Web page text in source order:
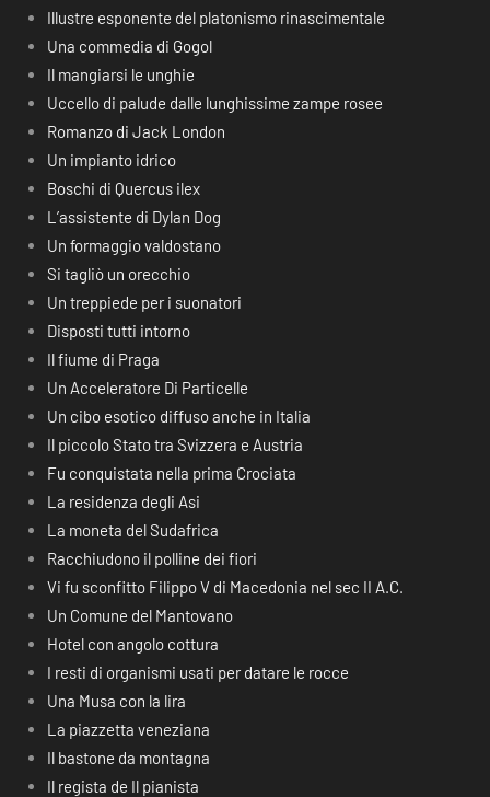
Illustre esponente del platonismo rinascimentale
Una commedia di Gogol
Il mangiarsi le unghie
Uccello di palude dalle lunghissime zampe rosee
Romanzo di Jack London
Un impianto idrico
Boschi di Quercus ilex
L’assistente di Dylan Dog
Un formaggio valdostano
Si tagliò un orecchio
Un treppiede per i suonatori
Disposti tutti intorno
Il fiume di Praga
Un Acceleratore Di Particelle
Un cibo esotico diffuso anche in Italia
Il piccolo Stato tra Svizzera e Austria
Fu conquistata nella prima Crociata
La residenza degli Asi
La moneta del Sudafrica
Racchiudono il polline dei fiori
Vi fu sconfitto Filippo V di Macedonia nel sec II A.C.
Un Comune del Mantovano
Hotel con angolo cottura
I resti di organismi usati per datare le rocce
Una Musa con la lira
La piazzetta veneziana
Il bastone da montagna
Il regista de Il pianista